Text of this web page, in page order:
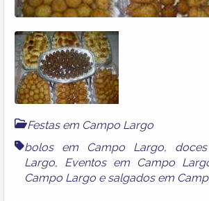
Festas em Campo Largo
bolos em Campo Largo,
Largo, Eventos em Campo
Campo Largo e salgados em